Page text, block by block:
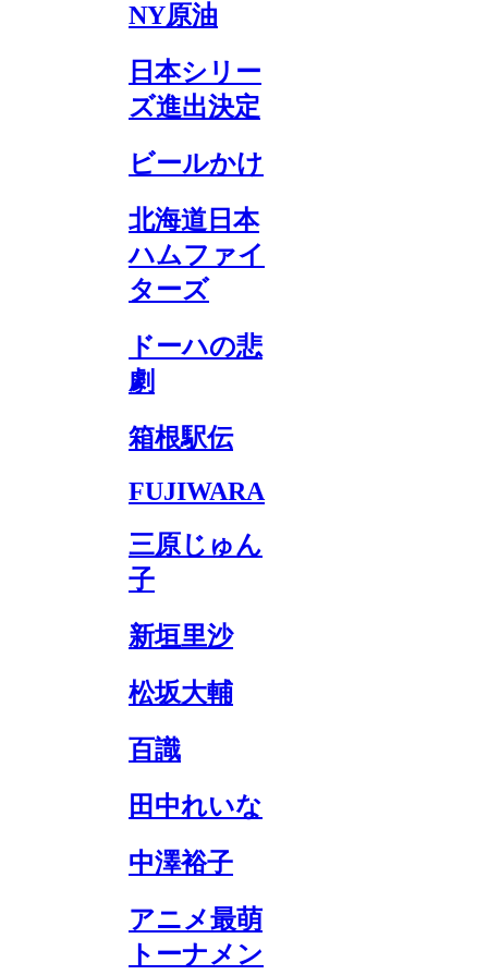
NY原油
日本シリー
ズ進出決定
ビールかけ
北海道日本
ハムファイ
ターズ
ドーハの悲
劇
箱根駅伝
FUJIWARA
三原じゅん
子
新垣里沙
松坂大輔
百識
田中れいな
中澤裕子
アニメ最萌
トーナメン